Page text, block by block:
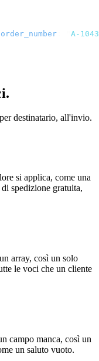
order_number
A-1043
destinatario, all'invio.
si applica, come una
spedizione gratuita,
array, così un solo
le voci che un cliente
campo manca, così un
un saluto vuoto.